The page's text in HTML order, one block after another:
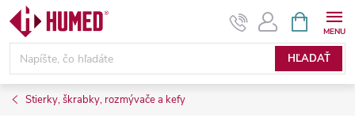
Prejsť
obsah
HĽADAŤ
KOŠÍK
Stierky, škrabky, rozmývače a kefy